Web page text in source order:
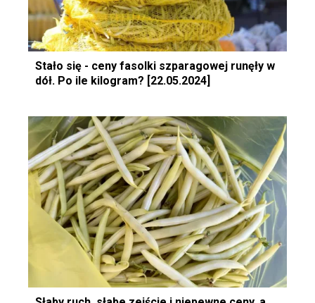
Stało się - ceny fasolki szparagowej runęły w
dół. Po ile kilogram? [22.05.2024]